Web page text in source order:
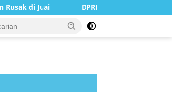
DPRD Balangan Terima Kunjungan